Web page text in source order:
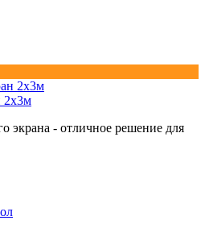
2х3м
экрана - отличное решение для